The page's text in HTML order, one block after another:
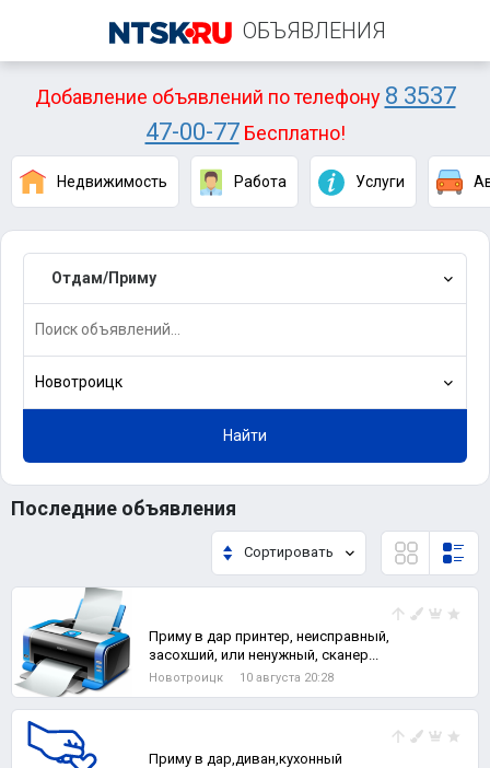
ОБЪЯВЛЕНИЯ
Добавление объявлений по телефону 8 3537
47-00-77Бесплатно!
Недвижимость Работа Услуги
Отдам/Приму
Новотроицк
Найти
Последние объявления
Сортировать
Приму в дар принтер, неисправный,
засохший, или ненужный, сканер...
Новотроицк 10 августа 20:28
Приму в дар,диван,кухонный